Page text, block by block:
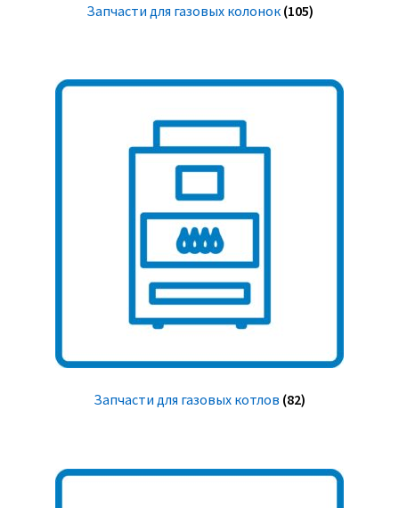
Запчасти для газовых колонок (105)
Запчасти для газовых котлов (82)